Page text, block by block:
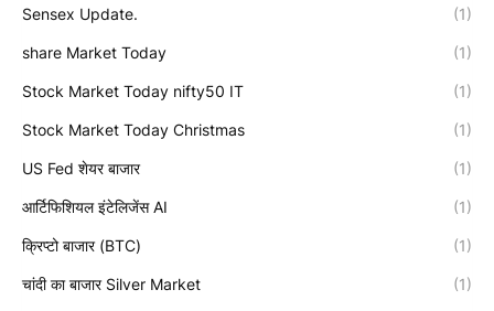
Sensex Update. (1)
share Market Today (1)
Stock Market Today nifty50 IT (1)
Stock Market Today Christmas (1)
US Fed शेयर बाजार (1)
आर्टिफिशियल इंटेलिजेंस AI (1)
क्रिप्टो बाजार (BTC) (1)
चांदी का बाजार Silver Market (1)